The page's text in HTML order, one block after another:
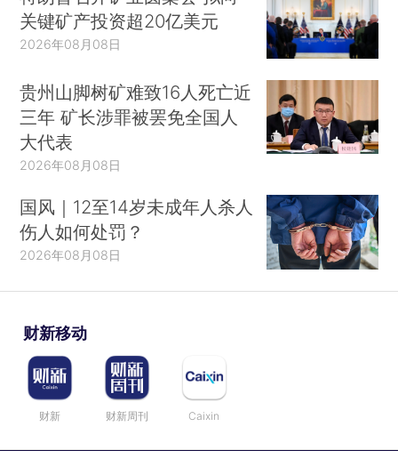
关键矿产投资超20亿美元
2026年08月08日
贵州山脚树矿难致16人死亡近
三年 矿长涉罪被罢免全国人
大代表
2026年08月08日
国风｜12至14岁未成年人杀人
伤人如何处罚？
2026年08月08日
财新移动
财新 财新周刊 Caixin